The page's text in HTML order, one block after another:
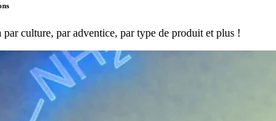
culture, par adventice, par type de produit et plus !